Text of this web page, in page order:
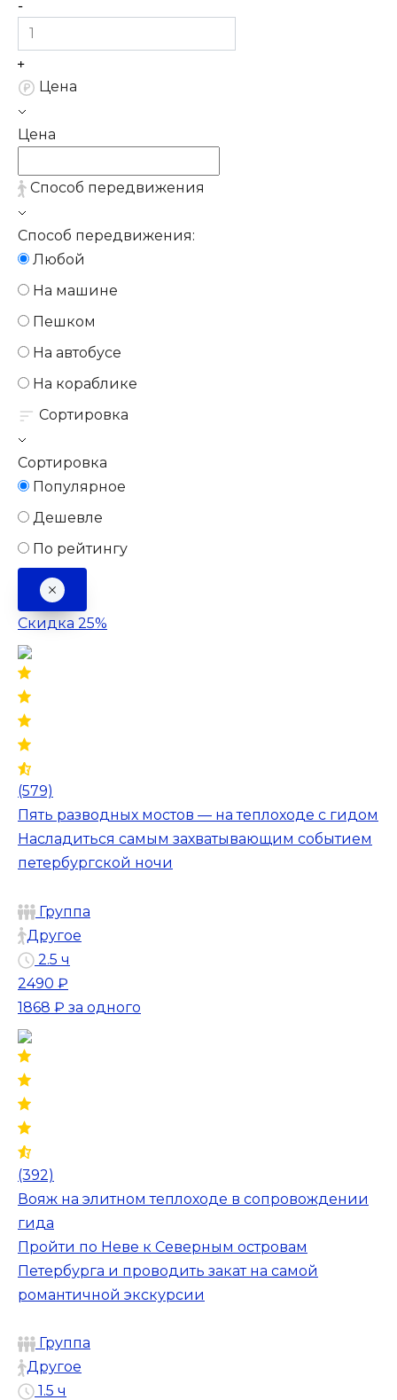
Цена
Цена
Способ передвижения
Способ передвижения:
Любой
На машине
Пешком
На автобусе
На кораблике
Сортировка
Сортировка
Популярное
Дешевле
По рейтингу
Скидка 25%
(579)
Пять разводных мостов — на теплоходе с гидом
Насладиться самым захватывающим событием
петербургской ночи
Группа
Другое
2.5 ч
2490 ₽
1868 ₽ за одного
(392)
Вояж на элитном теплоходе в сопровождении
гида
Пройти по Неве к Северным островам
Петербурга и проводить закат на самой
романтичной экскурсии
Группа
Другое
1.5 ч